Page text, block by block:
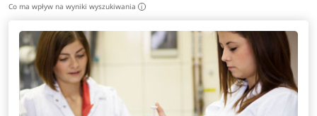
Co ma wpływ na wyniki wyszukiwania i